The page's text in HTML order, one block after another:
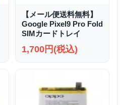
【メール便送料無料】
Google Pixel9 Pro Fold
SIMカードトレイ
1,700円(税込)